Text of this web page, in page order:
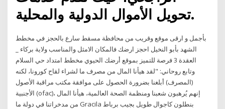
تحويل الأموال الدولية والمحلية.
بأجمل و ارقى موقع وقريب من محافظة مسقط سارع بالحجز في مخطط
الشهد بأبو النخيل احجز ارضك فالمكان الامثل والمناسب ولاية بركاء _
العقدة 3 فرصة للتميز بموقع أرضك الحيوي مخطط امتداد حي السلام
وتابع روحاني: "لقد هيأنا المال من مصرف ما لشراء لقاح كورونا، لكنه
(المصرف) أبلغنا بضرورة الحصول على موافقة مكتب مراقبة الأصول
الأجنبية (ofac)، إنهم يُرهبون شعبنا ومنظمة الصحة العالمية، هيأنا المال
من مدخراتنا في دولة ما Gracila بنطلون كاجوال طويل بجيب برباط